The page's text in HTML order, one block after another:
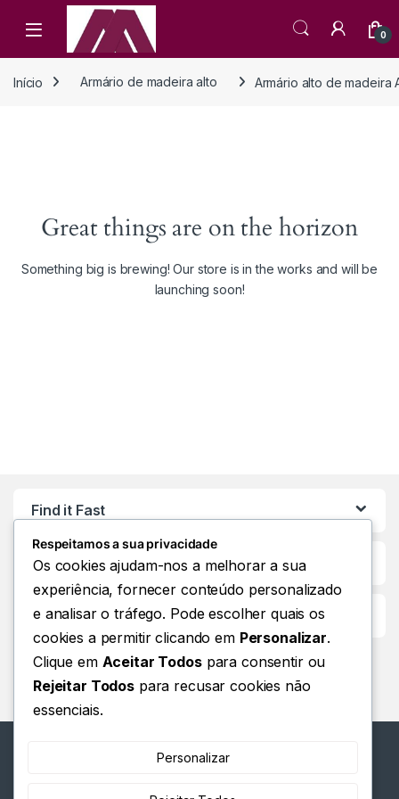
Open 0
Início Armário de madeira alto Armário alto de madeira
Great things are on the horizon
Something big is brewing! Our store is in the works and will be
launching soon!
Find it Fast
Customer Care
Respeitamos a sua privacidade
Os cookies ajudam-nos a melhorar a sua
experiência, fornecer conteúdo personalizado
e analisar o tráfego. Pode escolher quais os
cookies a permitir clicando em Personalizar.
Clique em Aceitar Todospara consentir ou
Rejeitar Todos para recusar cookies não
essenciais.
Personalizar